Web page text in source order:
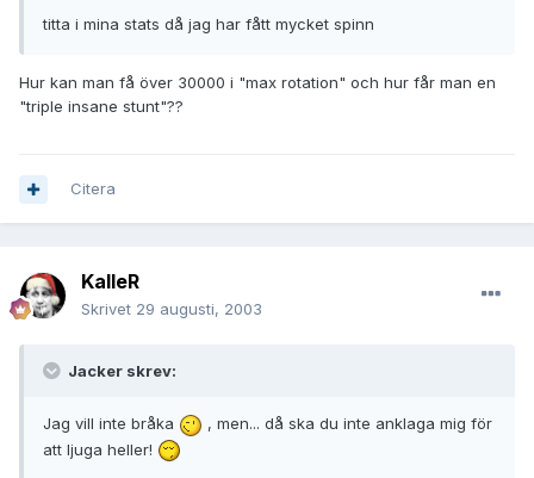
titta i mina stats då jag har fått mycket spinn
Hur kan man få över 30000 i "max rotation" och hur får man en
"triple insane stunt"??
Citera
KalleR
Skrivet 29 augusti, 2003
Jacker skrev:
Jag vill inte bråka
, men... då ska du inte anklaga mig för
att ljuga heller!